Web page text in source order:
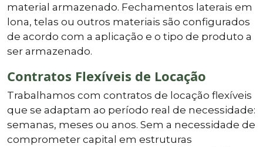
material armazenado. Fechamentos laterais em
lona, telas ou outros materiais são configurados
de acordo com a aplicação e o tipo de produto a
ser armazenado.
Contratos Flexíveis de Locação
Trabalhamos com contratos de locação flexíveis
que se adaptam ao período real de necessidade:
semanas, meses ou anos. Sem a necessidade de
comprometer capital em estruturas